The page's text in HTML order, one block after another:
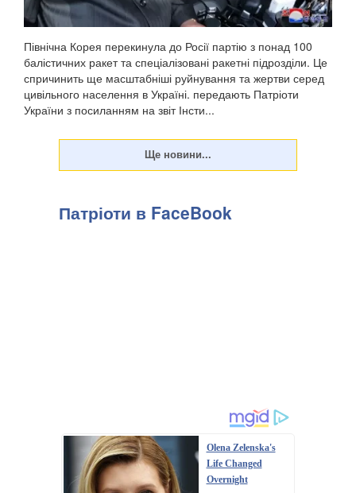
Північна Корея перекинула до Росії партію з понад 100
балістичних ракет та спеціалізовані ракетні підрозділи. Це
спричинить ще масштабніші руйнування та жертви серед
цивільного населення в Україні. передають Патріоти
України з посиланням на звіт Інсти...
Патріоти в FaceBook
Olena Zelenska's
Life Changed
Overnight